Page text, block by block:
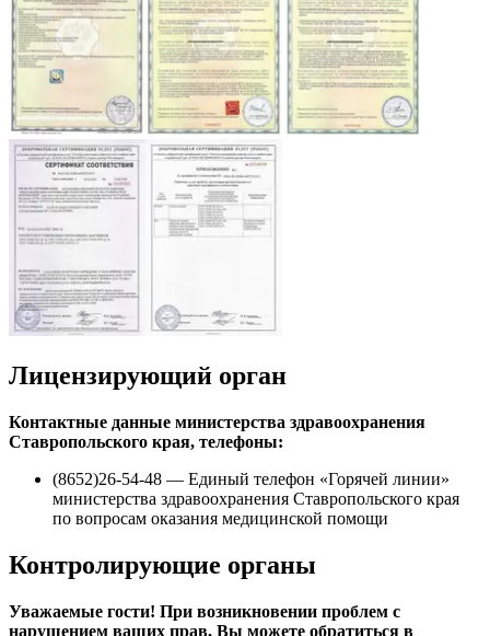
Лицензирующий орган
Контактные данные министерства здравоохранения
Ставропольского края, телефоны:
(8652)26-54-48 — Единый телефон «Горячей линии»
министерства здравоохранения Ставропольского края
по вопросам оказания медицинской помощи
Контролирующие органы
Уважаемые гости! При возникновении проблем с
нарушением ваших прав, Вы можете обратиться в